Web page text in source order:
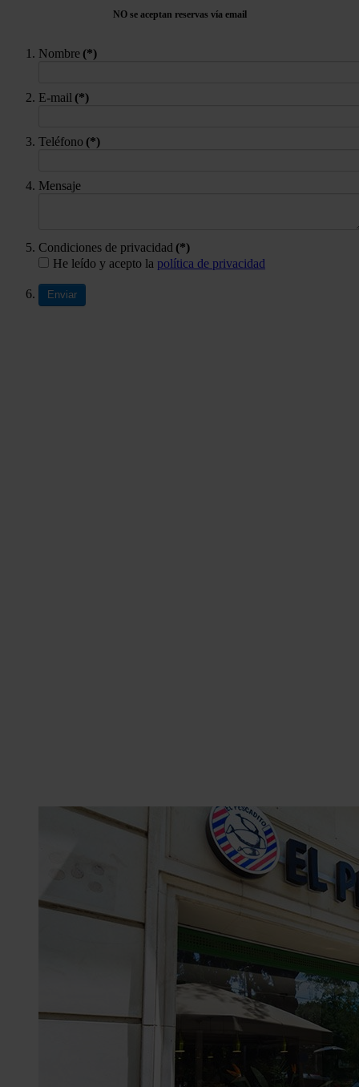
NO se aceptan reservas vía email
Nombre (*)
E-mail (*)
Teléfono (*)
Mensaje
Condiciones de privacidad (*)
He leído y acepto la política de privacidad
Enviar